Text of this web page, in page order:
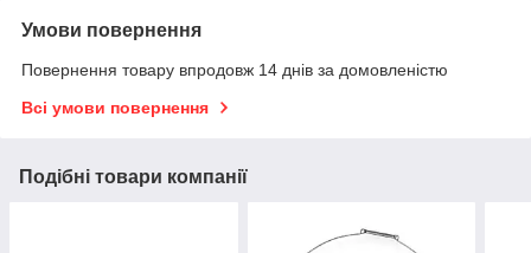
Умови повернення
Повернення товару впродовж 14 днів за домовленістю
Всі умови повернення
Подібні товари компанії